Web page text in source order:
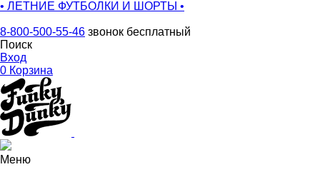
• ЛЕТНИЕ ФУТБОЛКИ И ШОРТЫ •
8-800-500-55-46 звонок бесплатный
Поиск
Вход
0 Корзина
Меню